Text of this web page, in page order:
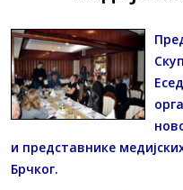
и представнике
Брчког.